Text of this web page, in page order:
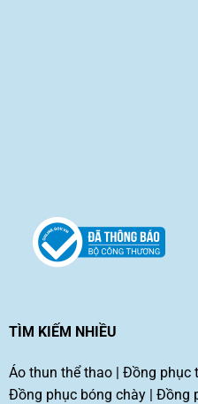
TÌM KIẾM NHIỀU
Áo thun thể thao| Đồng phục
Đồng phục bóng chày| Đồng